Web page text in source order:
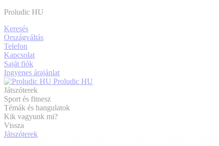
Proludic HU
Keresés
Országváltás
Telefon
Kapcsolat
Saját fiók
Ingyenes árajánlat
Proludic HU
Játszóterek
Sport és fitnesz
Témák és hangulatok
Kik vagyunk mi?
Vissza
Játszóterek